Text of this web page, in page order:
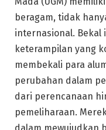
beragam, tidak
internasional. Bekal
keterampilan yang
membekali para
perubahan dalam
dari perencanaan
pemeliharaan.